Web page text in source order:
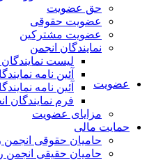
عضویت
حق عضویت
عضویت حقوقی
عضویت مشترکین
نمایندگان انجمن
لیست
آئین نامه
آئین نامه
فرم نمایندگان
مزایای عضویت
حمایت مالی
حامیان حقوقی انجمن
حامیان حقیقی انجمن